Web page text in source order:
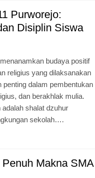
Purworejo:
Disiplin Siswa
budaya positif
religius yang dilaksanakan
penting dalam pembentukan
dan berakhlak mulia.
shalat dzuhur
sekolah….
Makna SMA